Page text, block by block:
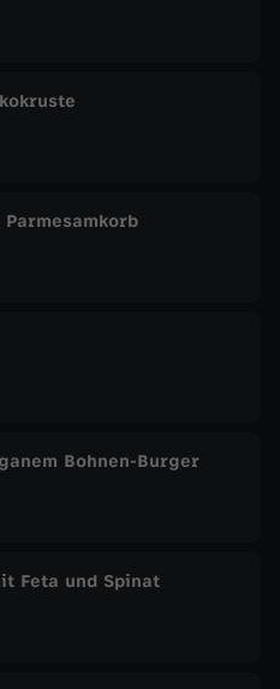
Bohnen-Burger
Feta und Spinat